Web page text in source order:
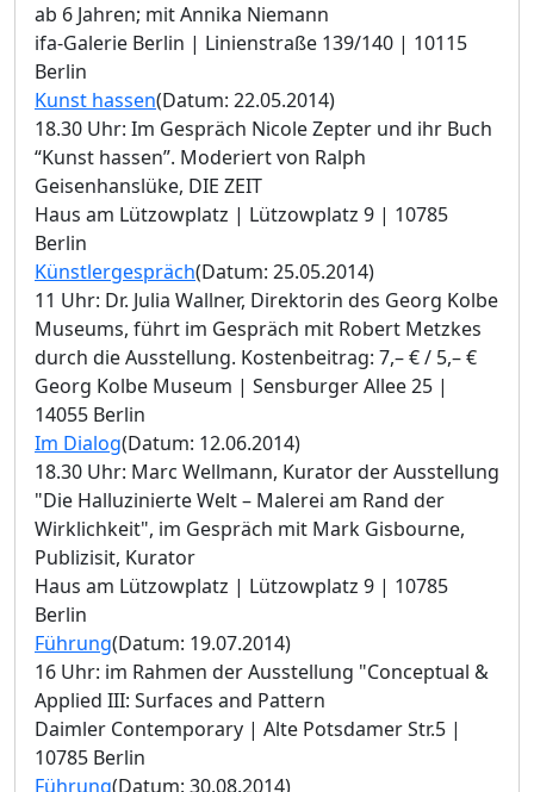
ab 6 Jahren; mit Annika Niemann
ifa-Galerie Berlin | Linienstraße 139/140 | 10115
Berlin
Kunst hassen(Datum: 22.05.2014)
18.30 Uhr: Im Gespräch Nicole Zepter und ihr Buch
“Kunst hassen”. Moderiert von Ralph
Geisenhanslüke, DIE ZEIT
Haus am Lützowplatz | Lützowplatz 9 | 10785
Berlin
Künstlergespräch(Datum: 25.05.2014)
11 Uhr: Dr. Julia Wallner, Direktorin des Georg Kolbe
Museums, führt im Gespräch mit Robert Metzkes
durch die Ausstellung. Kostenbeitrag: 7,– € / 5,– €
Georg Kolbe Museum | Sensburger Allee 25 |
14055 Berlin
Im Dialog(Datum: 12.06.2014)
18.30 Uhr: Marc Wellmann, Kurator der Ausstellung
"Die Halluzinierte Welt – Malerei am Rand der
Wirklichkeit", im Gespräch mit Mark Gisbourne,
Publizisit, Kurator
Haus am Lützowplatz | Lützowplatz 9 | 10785
Berlin
Führung(Datum: 19.07.2014)
16 Uhr: im Rahmen der Ausstellung "Conceptual &
Applied III: Surfaces and Pattern
Daimler Contemporary | Alte Potsdamer Str.5 |
10785 Berlin
Führung(Datum: 30.08.2014)